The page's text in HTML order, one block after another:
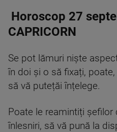
Horoscop 27
CAPRICORN
Se pot lămuri niște
în doi și o să fixați,
să vă putețăi înțelege.
Poate le reamintiți
înlesniri, să vă pună la